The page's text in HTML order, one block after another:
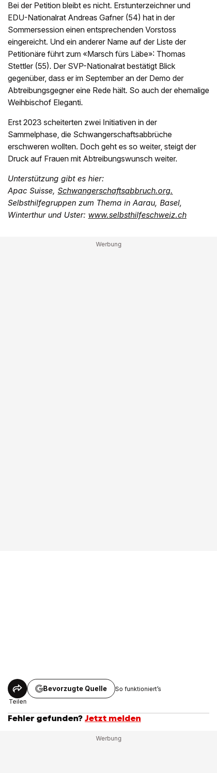
Bei der Petition bleibt es nicht. Erstunterzeichner und
EDU-Nationalrat Andreas Gafner (54) hat in der
Sommersession einen entsprechenden Vorstoss
eingereicht. Und ein anderer Name auf der Liste der
Petitionäre führt zum «Marsch fürs Läbe»: Thomas
Stettler (55). Der SVP-Nationalrat bestätigt Blick
gegenüber, dass er im September an der Demo der
Abtreibungsgegner eine Rede hält. So auch der ehemalige
Weihbischof Eleganti.
Erst 2023 scheiterten zwei Initiativen in der
Sammelphase, die Schwangerschaftsabbrüche
erschweren wollten. Doch geht es so weiter, steigt der
Druck auf Frauen mit Abtreibungswunsch weiter.
Unterstützung gibt es hier:
Apac Suisse, Schwangerschaftsabbruch.org.
Selbsthilfegruppen zum Thema in Aarau, Basel,
Winterthur und Uster: www.selbsthilfeschweiz.ch
Teilen
Bevorzugte Quelle So funktioniert’s
Fehler gefunden? Jetzt melden